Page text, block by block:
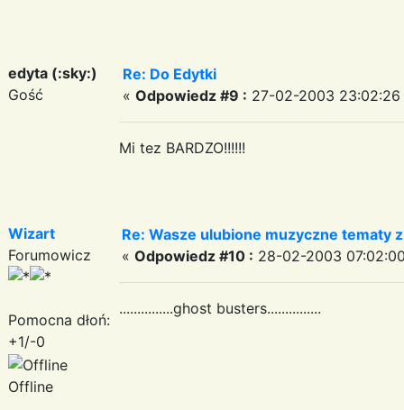
edyta (:sky:)
Gość
Re: Do Edytki
« Odpowiedz #9 : 27-02-2003 23:02:26
Mi tez BARDZO!!!!!!
Wizart
Forumowicz
Pomocna dłoń:
+1/-0
Offline
Re: Wasze ulubione muzyczne tematy
« Odpowiedz #10 : 28-02-2003
...............ghost busters...............